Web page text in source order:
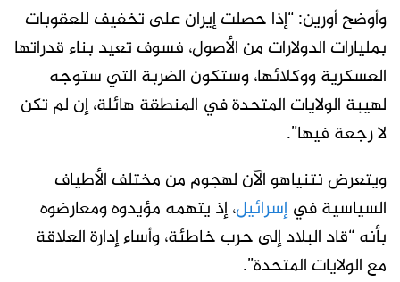
وأوضح أورين: “إذا حصلت إيران على تخفيف للعقوبات
بمليارات الدولارات من الأصول، فسوف تعيد بناء قدراتها
العسكرية ووكلائها، وستكون الضربة التي ستوجه
لهيبة الولايات المتحدة في المنطقة هائلة، إن لم تكن
لا رجعة فيها”.
ويتعرض نتنياهو الآن لهجوم من مختلف الأطياف
السياسية فيإسرائيل، إذ يتهمه مؤيدوه ومعارضوه
بأنه “قاد البلاد إلى حرب خاطئة، وأساء إدارة العلاقة
مع الولايات المتحدة”.